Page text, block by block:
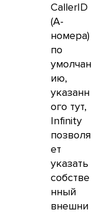
CallerID
(А-
номера)
по
умолчан
ию,
указанн
ого тут,
Infinity
позволя
ет
указать
собстве
нный
внешни